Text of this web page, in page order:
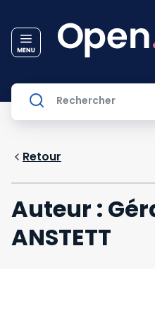
Retour
Auteur :
ANSTETT